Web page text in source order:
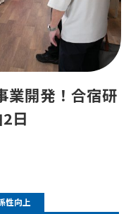
業開発！合宿研
日
性向上